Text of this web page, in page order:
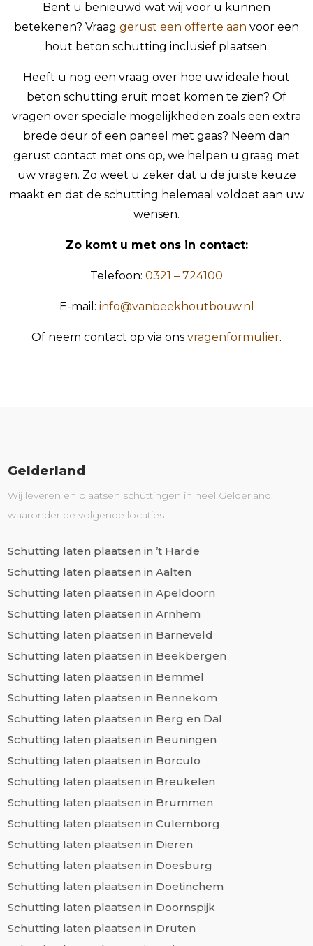
Bent u benieuwd wat wij voor u kunnen
betekenen? Vraag gerust een offerte aan voor een
hout beton schutting inclusief plaatsen.
Heeft u nog een vraag over hoe uw ideale hout
beton schutting eruit moet komen te zien? Of
vragen over speciale mogelijkheden zoals een extra
brede deur of een paneel met gaas? Neem dan
gerust contact met ons op, we helpen u graag met
uw vragen. Zo weet u zeker dat u de juiste keuze
maakt en dat de schutting helemaal voldoet aan uw
wensen.
Zo komt u met ons in contact:
Telefoon: 0321 – 724100
E-mail: info@vanbeekhoutbouw.nl
Of neem contact op via ons vragenformulier.
Gelderland
Wij leveren en plaatsen schuttingen in heel Gelderland,
waaronder de volgende locaties:
Schutting laten plaatsen in ’t Harde
Schutting laten plaatsen in Aalten
Schutting laten plaatsen in Apeldoorn
Schutting laten plaatsen in Arnhem
Schutting laten plaatsen in Barneveld
Schutting laten plaatsen in Beekbergen
Schutting laten plaatsen in Bemmel
Schutting laten plaatsen in Bennekom
Schutting laten plaatsen in Berg en Dal
Schutting laten plaatsen in Beuningen
Schutting laten plaatsen in Borculo
Schutting laten plaatsen in Breukelen
Schutting laten plaatsen in Brummen
Schutting laten plaatsen in Culemborg
Schutting laten plaatsen in Dieren
Schutting laten plaatsen in Doesburg
Schutting laten plaatsen in Doetinchem
Schutting laten plaatsen in Doornspijk
Schutting laten plaatsen in Druten